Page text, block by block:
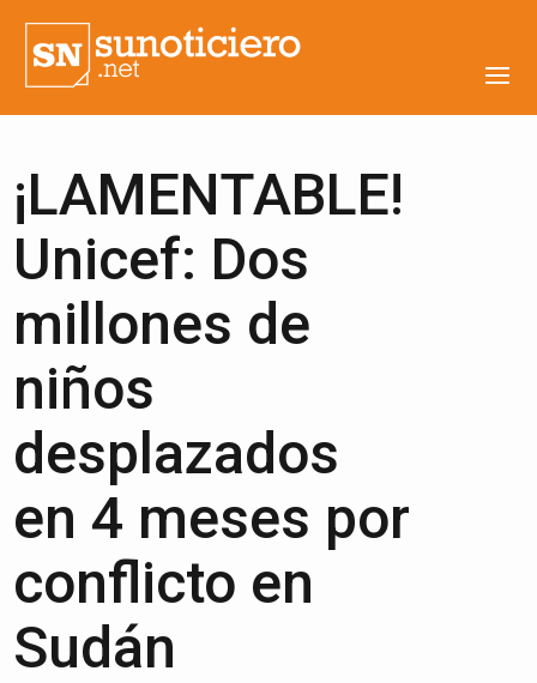
¡LAMENTABLE!
Unicef: Dos
millones de
niños
desplazados
en 4 meses por
conflicto en
Sudán